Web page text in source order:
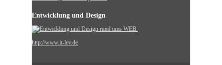
Entwicklung und Design
http://www.it-lev.de